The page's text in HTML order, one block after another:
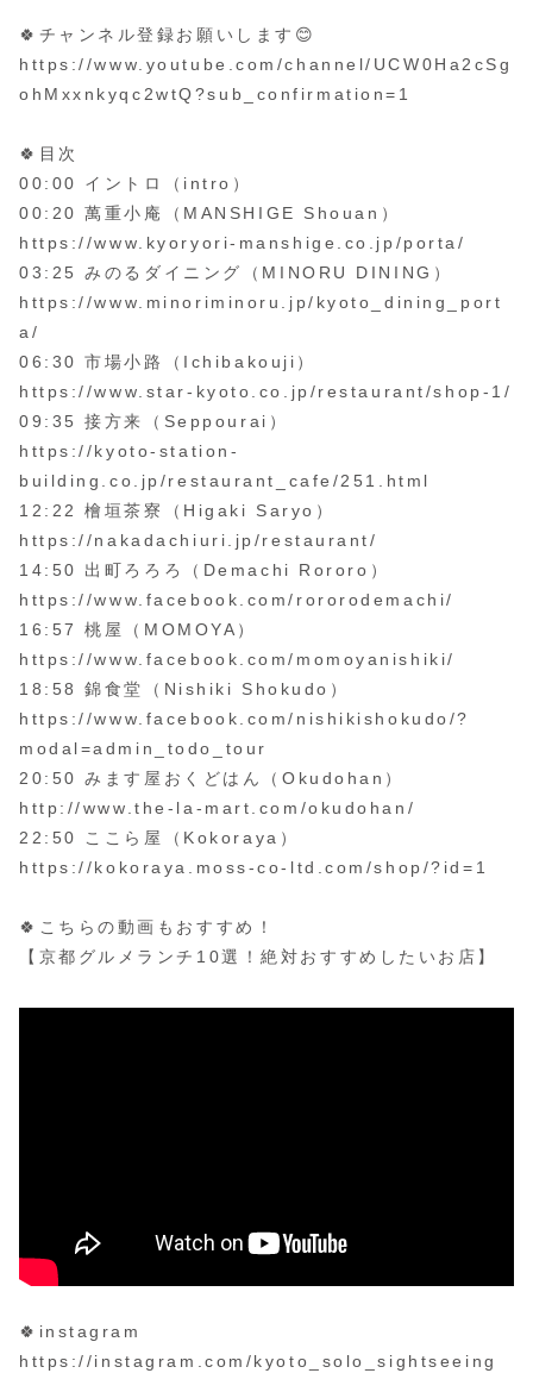
🍀チャンネル登録お願いします😊
https://www.youtube.com/channel/UCW0Ha2cSg
ohMxxnkyqc2wtQ?sub_confirmation=1
🍀目次
00:00 イントロ（intro）
00:20 萬重小庵（MANSHIGE Shouan）
https://www.kyoryori-manshige.co.jp/porta/
03:25 みのるダイニング（MINORU DINING）
https://www.minoriminoru.jp/kyoto_dining_port
a/
06:30 市場小路（Ichibakouji）
https://www.star-kyoto.co.jp/restaurant/shop-1/
09:35 接方来（Seppourai）
https://kyoto-station-
building.co.jp/restaurant_cafe/251.html
12:22 檜垣茶寮（Higaki Saryo）
https://nakadachiuri.jp/restaurant/
14:50 出町ろろろ（Demachi Rororo）
https://www.facebook.com/rororodemachi/
16:57 桃屋（MOMOYA）
https://www.facebook.com/momoyanishiki/
18:58 錦食堂（Nishiki Shokudo）
https://www.facebook.com/nishikishokudo/?
modal=admin_todo_tour
20:50 みます屋おくどはん（Okudohan）
http://www.the-la-mart.com/okudohan/
22:50 ここら屋（Kokoraya）
https://kokoraya.moss-co-ltd.com/shop/?id=1
🍀こちらの動画もおすすめ！
【京都グルメランチ10選！絶対おすすめしたいお店】
🍀instagram
https://instagram.com/kyoto_solo_sightseeing